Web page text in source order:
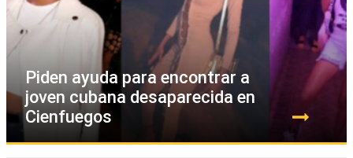
Piden ayuda para encontrar a
joven cubana desaparecida en
Cienfuegos